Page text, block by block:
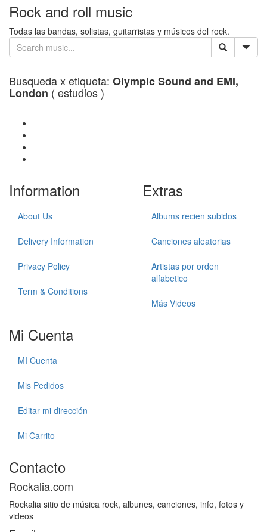
Rock and roll music
Todas las bandas, solistas, guitarristas y músicos del rock.
Busqueda x etiqueta: Olympic Sound and EMI,
London ( estudios )
Information
About Us
Delivery Information
Privacy Policy
Term & Conditions
Extras
Albums recien subidos
Canciones aleatorias
Artistas por orden
alfabetico
Más Videos
Mi Cuenta
MI Cuenta
Mis Pedidos
Editar mi dirección
Mi Carrito
Contacto
Rockalia.com
Rockalia sitio de música rock, albunes, canciones, info, fotos y
videos